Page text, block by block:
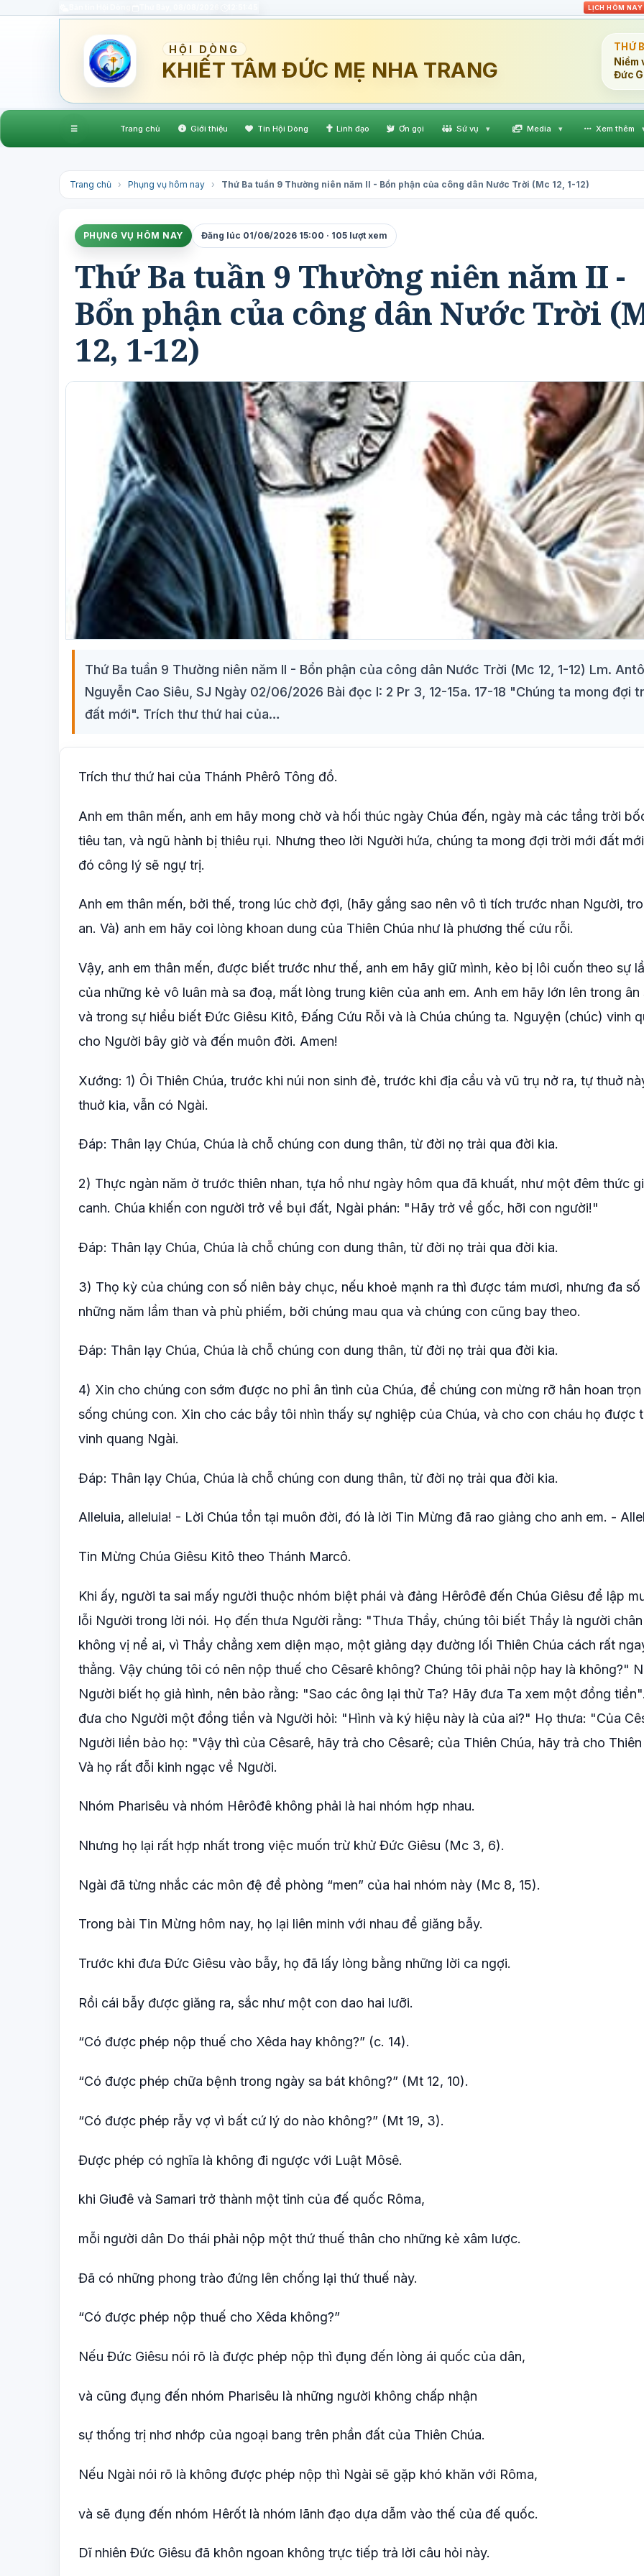
LỊCH HÔM NAY
HỘI DÒNG
KHIẾT TÂM ĐỨC MẸ NHA TRANG
THỨ
Niềm
Đức
☰ Trang chủ Giới thiệu Tin Hội Dòng Linh đạo Ơn gọi Sứ vụ ▾ Media ▾ Xem thêm
Trang chủ › Phụng vụ hôm nay › Thứ Ba tuần 9 Thường niên năm II - Bổn phận của công dân Nước Trời (Mc 12, 1-12)
PHỤNG VỤ HÔM NAY Đăng lúc 01/06/2026 15:00 · 105 lượt xem
Thứ Ba tuần 9 Thường niên năm II -
Bổn phận của công dân Nước Trời
12, 1-12)
Thứ Ba tuần 9 Thường niên năm II - Bổn phận của công dân Nước Trời (Mc 12, 1-12) Lm.
Nguyễn Cao Siêu, SJ Ngày 02/06/2026 Bài đọc I: 2 Pr 3, 12-15a. 17-18 "Chúng ta mong đợi
đất mới". Trích thư thứ hai của…
Trích thư thứ hai của Thánh Phêrô Tông đồ.
Anh em thân mến, anh em hãy mong chờ và hối thúc ngày Chúa đến, ngày mà các tầng trời
tiêu tan, và ngũ hành bị thiêu rụi. Nhưng theo lời Người hứa, chúng ta mong đợi trời mới đất
đó công lý sẽ ngự trị.
Anh em thân mến, bởi thế, trong lúc chờ đợi, (hãy gắng sao nên vô tì tích trước nhan Người,
an. Và) anh em hãy coi lòng khoan dung của Thiên Chúa như là phương thế cứu rỗi.
Vậy, anh em thân mến, được biết trước như thế, anh em hãy giữ mình, kẻo bị lôi cuốn theo sự
của những kẻ vô luân mà sa đoạ, mất lòng trung kiên của anh em. Anh em hãy lớn lên trong ân
và trong sự hiểu biết Ðức Giêsu Kitô, Ðấng Cứu Rỗi và là Chúa chúng ta. Nguyện (chúc) vinh
cho Người bây giờ và đến muôn đời. Amen!
Xướng: 1) Ôi Thiên Chúa, trước khi núi non sinh đẻ, trước khi địa cầu và vũ trụ nở ra, tự thuở
thuở kia, vẫn có Ngài.
Ðáp: Thân lạy Chúa, Chúa là chỗ chúng con dung thân, từ đời nọ trải qua đời kia.
2) Thực ngàn năm ở trước thiên nhan, tựa hồ như ngày hôm qua đã khuất, như một đêm thức
canh. Chúa khiến con người trở về bụi đất, Ngài phán: "Hãy trở về gốc, hỡi con người!"
Ðáp: Thân lạy Chúa, Chúa là chỗ chúng con dung thân, từ đời nọ trải qua đời kia.
3) Thọ kỳ của chúng con số niên bảy chục, nếu khoẻ mạnh ra thì được tám mươi, nhưng đa số
những năm lầm than và phù phiếm, bởi chúng mau qua và chúng con cũng bay theo.
Ðáp: Thân lạy Chúa, Chúa là chỗ chúng con dung thân, từ đời nọ trải qua đời kia.
4) Xin cho chúng con sớm được no phỉ ân tình của Chúa, để chúng con mừng rỡ hân hoan trọn
sống chúng con. Xin cho các bầy tôi nhìn thấy sự nghiệp của Chúa, và cho con cháu họ được
vinh quang Ngài.
Ðáp: Thân lạy Chúa, Chúa là chỗ chúng con dung thân, từ đời nọ trải qua đời kia.
Alleluia, alleluia! - Lời Chúa tồn tại muôn đời, đó là lời Tin Mừng đã rao giảng cho anh em. -
Tin Mừng Chúa Giêsu Kitô theo Thánh Marcô.
Khi ấy, người ta sai mấy người thuộc nhóm biệt phái và đảng Hêrôđê đến Chúa Giêsu để lập
lỗi Người trong lời nói. Họ đến thưa Người rằng: "Thưa Thầy, chúng tôi biết Thầy là người
không vị nể ai, vì Thầy chẳng xem diện mạo, một giảng dạy đường lối Thiên Chúa cách rất
thẳng. Vậy chúng tôi có nên nộp thuế cho Cêsarê không? Chúng tôi phải nộp hay là không?"
Người biết họ giả hình, nên bảo rằng: "Sao các ông lại thử Ta? Hãy đưa Ta xem một đồng
đưa cho Người một đồng tiền và Người hỏi: "Hình và ký hiệu này là của ai?" Họ thưa: "Của
Người liền bảo họ: "Vậy thì của Cêsarê, hãy trả cho Cêsarê; của Thiên Chúa, hãy trả cho Thiên
Và họ rất đỗi kinh ngạc về Người.
Nhóm Pharisêu và nhóm Hêrôđê không phải là hai nhóm hợp nhau.
Nhưng họ lại rất hợp nhất trong việc muốn trừ khử Đức Giêsu (Mc 3, 6).
Ngài đã từng nhắc các môn đệ đề phòng “men” của hai nhóm này (Mc 8, 15).
Trong bài Tin Mừng hôm nay, họ lại liên minh với nhau để giăng bẫy.
Trước khi đưa Đức Giêsu vào bẫy, họ đã lấy lòng bằng những lời ca ngợi.
Rồi cái bẫy được giăng ra, sắc như một con dao hai lưỡi.
“Có được phép nộp thuế cho Xêda hay không?” (c. 14).
“Có được phép chữa bệnh trong ngày sa bát không?” (Mt 12, 10).
“Có được phép rẫy vợ vì bất cứ lý do nào không?” (Mt 19, 3).
Được phép có nghĩa là không đi ngược với Luật Môsê.
khi Giuđê và Samari trở thành một tỉnh của đế quốc Rôma,
mỗi người dân Do thái phải nộp một thứ thuế thân cho những kẻ xâm lược.
Đã có những phong trào đứng lên chống lại thứ thuế này.
“Có được phép nộp thuế cho Xêda không?”
Nếu Đức Giêsu nói rõ là được phép nộp thì đụng đến lòng ái quốc của dân,
và cũng đụng đến nhóm Pharisêu là những người không chấp nhận
sự thống trị nhơ nhớp của ngoại bang trên phần đất của Thiên Chúa.
Nếu Ngài nói rõ là không được phép nộp thì Ngài sẽ gặp khó khăn với Rôma,
và sẽ đụng đến nhóm Hêrốt là nhóm lãnh đạo dựa dẫm vào thế của đế quốc.
Dĩ nhiên Đức Giêsu đã khôn ngoan không trực tiếp trả lời câu hỏi này.